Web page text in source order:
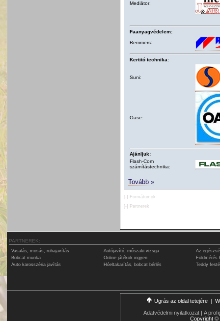
Mediátor:
Faanyagvédelem:
Remmers:
Kertitó technika:
Suni:
Oase:
Ajánljuk:
Flash-Com
számítástechnika:
Tovább »
[-]
Formátumok
[-]
Partnerek
PARTNEREK:
Vasalás, mosás, ruhajavítás Autójavító, műszaki vizsga
Az
Bobcat munka
Online játékok ingyen
Földmérés
Auto karosszéria javítás
Hóeltakarítás, bobcat bérlés Teddy
Ugrás az oldal tetejére |
Adatvédelmi nyilatkozat | A
Copyright©